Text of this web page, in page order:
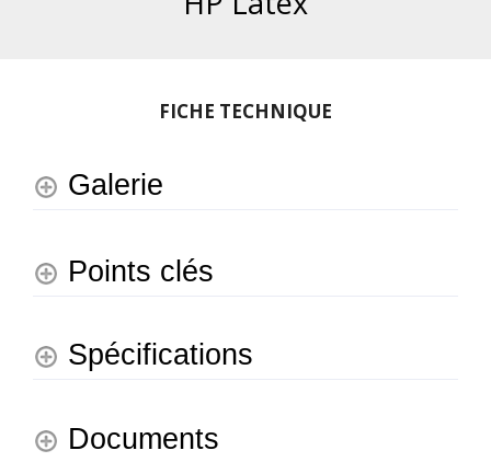
FICHE TECHNIQUE
Galerie
Points clés
Spécifications
Documents